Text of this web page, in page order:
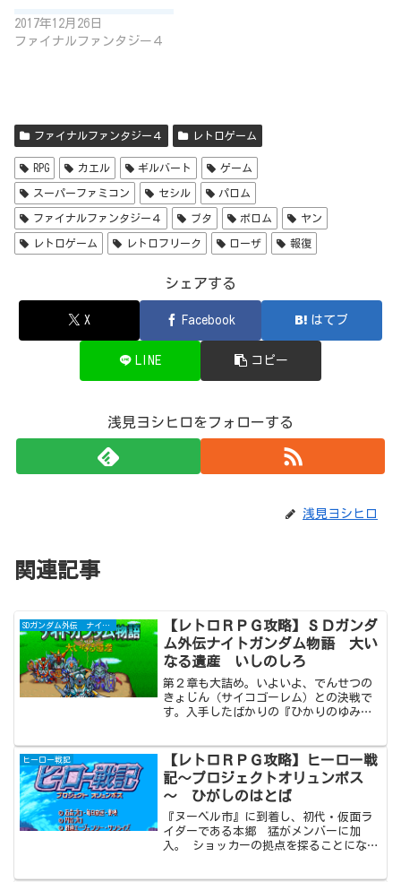
2017年12月26日
ファイナルファンタジー４
ファイナルファンタジー４ レトロゲーム
RPG カエル ギルバート ゲーム
スーパーファミコン セシル パロム
ファイナルファンタジー４ ブタ ポロム ヤン
レトロゲーム レトロフリーク ローザ 報復
シェアする
X Facebook はてブ
LINE コピー
浅見ヨシヒロをフォローする
浅見ヨシヒロ
関連記事
SDガンダム外伝 ナイトガンダム物語
【レトロＲＰＧ攻略】ＳＤガンダ
ム外伝ナイトガンダム物語 大い
なる遺産 いしのしろ
第２章も大詰め。いよいよ、でんせつの
きょじん（サイコゴーレム）との決戦で
す。入手したばかりの『ひかりのゆみ
ければ勝利することはほぼ不可能です。
サイコゴーレムを撃破した後は、一連の
黒幕がジークジオンであることが明らか
となります。
ヒーロー戦記
【レトロＲＰＧ攻略】ヒーロー戦
記～プロジェクトオリュンポス
～ ひがしのはとば
『ヌーベル市』に到着し、初代・仮面ラ
イダーである本郷 猛がメンバーに加
入。 ショッカーの拠点を探ることになり